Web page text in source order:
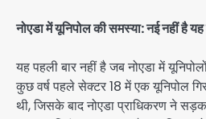
नोएडा में यूनिपोल की समस्या: नई नहीं है
यह पहली बार नहीं है जब नोएडा में
कुछ वर्ष पहले सेक्टर 18 में एक यूनिपोल
थी, जिसके बाद नोएडा प्राधिकरण ने